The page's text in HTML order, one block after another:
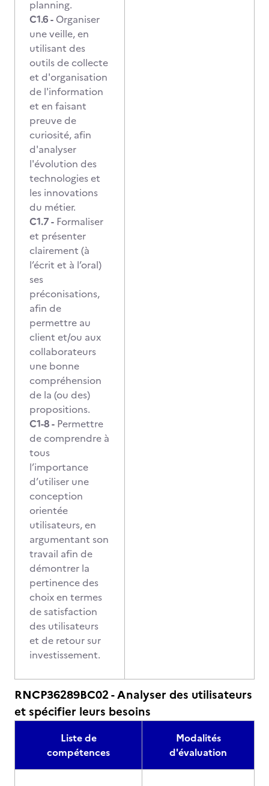
planning.
C1.6 - Organiser
une veille, en
utilisant des
outils de collecte
et d'organisation
de l'information
et en faisant
preuve de
curiosité, afin
d'analyser
l'évolution des
technologies et
les innovations
du métier.
C1.7 - Formaliser
et présenter
clairement (à
l’écrit et à l’oral)
ses
préconisations,
afin de
permettre au
client et/ou aux
collaborateurs
une bonne
compréhension
de la (ou des)
propositions.
C1-8 - Permettre
de comprendre à
tous
l’importance
d’utiliser une
conception
orientée
utilisateurs, en
argumentant son
travail afin de
démontrer la
pertinence des
choix en termes
de satisfaction
des utilisateurs
et de retour sur
investissement.
RNCP36289BC02 - Analyser des utilisateurs
et spécifier leurs besoins
Liste de
compétences
Modalités
d'évaluation